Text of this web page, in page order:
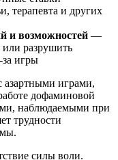
терапевта и других
и возможностей —
или разрушить
игры
азартными играми,
дофаминовой
наблюдаемыми при
трудности
силы воли.